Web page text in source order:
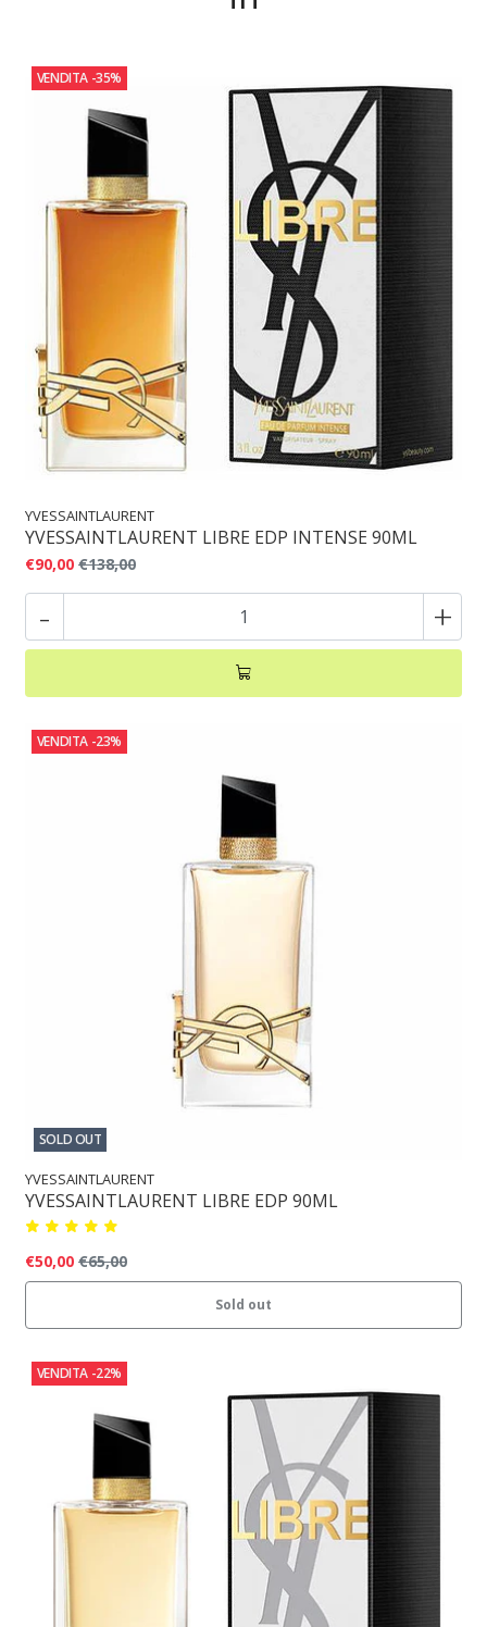
VENDITA -35%
YVESSAINTLAURENT
YVESSAINTLAURENT LIBRE EDP INTENSE 90ML
€90,00 €138,00
- +
VENDITA -23%
SOLD OUT
YVESSAINTLAURENT
YVESSAINTLAURENT LIBRE EDP 90ML
€50,00 €65,00
Sold out
VENDITA -22%